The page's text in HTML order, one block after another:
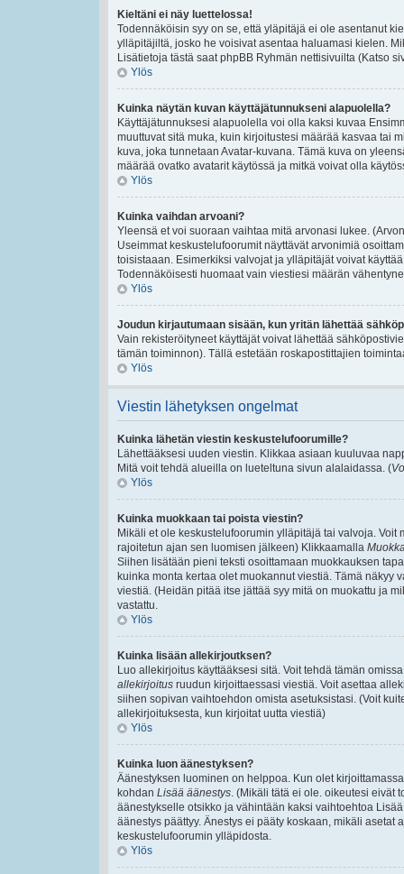
Kieltäni ei näy luettelossa!
Todennäköisin syy on se, että yläpitäjä ei ole asentanut
ylläpitäjiltä, josko he voisivat asentaa haluamasi kielen.
Lisätietoja tästä saat phpBB Ryhmän nettisivuilta (Katso
Ylös
Kuinka näytän kuvan käyttäjätunnukseni alapuolella?
Käyttäjätunnuksesi alapuolella voi olla kaksi kuvaa
muuttuvat sitä muka, kuin kirjoitustesi määrää kasvaa tai
kuva, joka tunnetaan Avatar-kuvana. Tämä kuva on
määrää ovatko avatarit käytössä ja mitkä voivat olla
Ylös
Kuinka vaihdan arvoani?
Yleensä et voi suoraan vaihtaa mitä arvonasi lukee.
Useimmat keskustelufoorumit näyttävät arvonimiä
toisistaaan. Esimerkiksi valvojat ja ylläpitäjät voivat
Todennäköisesti huomaat vain viestiesi määrän
Ylös
Joudun kirjautumaan sisään, kun yritän lähettää
Vain rekisteröityneet käyttäjät voivat lähettää
tämän toiminnon). Tällä estetään roskapostittajien
Ylös
Viestin lähetyksen ongelmat
Kuinka lähetän viestin keskustelufoorumille?
Lähettääksesi uuden viestin. Klikkaa asiaan kuuluvaa
Mitä voit tehdä alueilla on lueteltuna sivun alalaidassa. (
Ylös
Kuinka muokkaan tai poista viestin?
Mikäli et ole keskustelufoorumin ylläpitäjä tai valvoja.
rajoitetun ajan sen luomisen jälkeen) Klikkaamalla
Siihen lisätään pieni teksti osoittamaan muokkauksen
kuinka monta kertaa olet muokannut viestiä. Tämä näkyy
viestiä. (Heidän pitää itse jättää syy mitä on muokattu ja
vastattu.
Ylös
Kuinka lisään allekirjoutksen?
Luo allekirjoitus käyttääksesi sitä. Voit tehdä tämän
allekirjoitus ruudun kirjoittaessasi viestiä. Voit asettaa
siihen sopivan vaihtoehdon omista asetuksistasi. (Voit
allekirjoituksesta, kun kirjoitat uutta viestiä)
Ylös
Kuinka luon äänestyksen?
Äänestyksen luominen on helppoa. Kun olet
kohdan Lisää äänestys. (Mikäli tätä ei ole. oikeutesi eivät
äänestykselle otsikko ja vähintään kaksi vaihtoehtoa
äänestys päättyy. Änestys ei pääty koskaan, mikäli
keskustelufoorumin ylläpidosta.
Ylös